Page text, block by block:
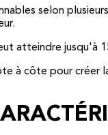
selon
atteindre jusqu'à
à côte pour créer